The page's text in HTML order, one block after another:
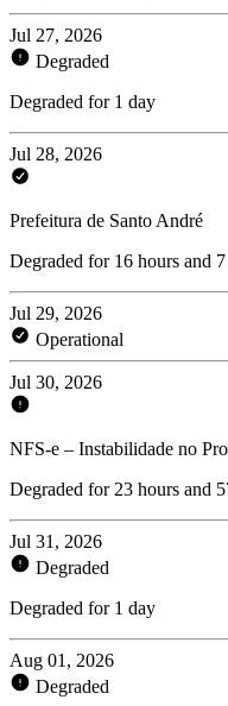
Jul 27, 2026
Degraded
Degraded for 1 day
Jul 28, 2026
Prefeitura de Santo André
Degraded for 16 hours and
Jul 29, 2026
Operational
Jul 30, 2026
NFS-e – Instabilidade no
Degraded for 23 hours and
Jul 31, 2026
Degraded
Degraded for 1 day
Aug 01, 2026
Degraded